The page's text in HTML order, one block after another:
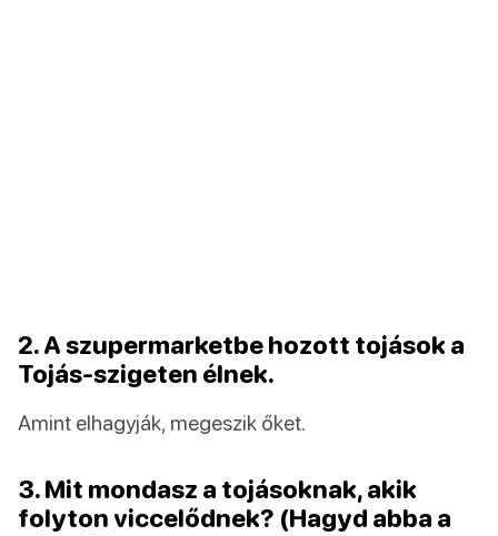
2. A szupermarketbe hozott tojások a
Tojás-szigeten élnek.
Amint elhagyják, megeszik őket.
3. Mit mondasz a tojásoknak, akik
folyton viccelődnek? (Hagyd abba a